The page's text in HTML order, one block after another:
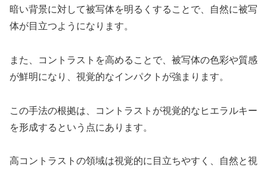
暗い背景に対して被写体を明るくすることで、自然に被写
体が目立つようになります。
また、コントラストを高めることで、被写体の色彩や質感
が鮮明になり、視覚的なインパクトが強まります。
この手法の根拠は、コントラストが視覚的なヒエラルキー
を形成するという点にあります。
高コントラストの領域は視覚的に目立ちやすく、自然と視